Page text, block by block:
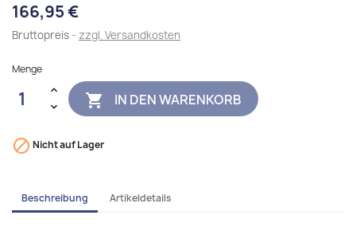
166,95 €
Bruttopreis zzgl. Versandkosten
Menge
 IN DEN WARENKORB
 Nicht auf Lager
Beschreibung Artikeldetails